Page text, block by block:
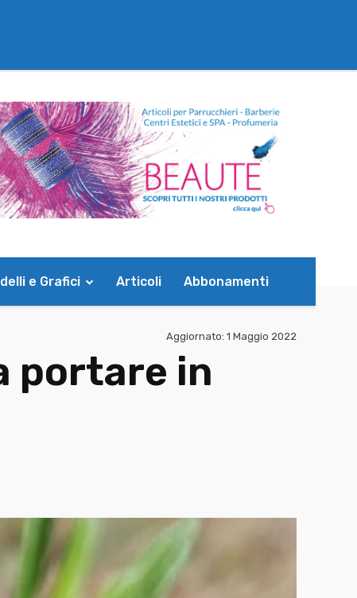
e Grafici Articoli Abbonamenti
Aggiornato: 1 Maggio 2022
portare in